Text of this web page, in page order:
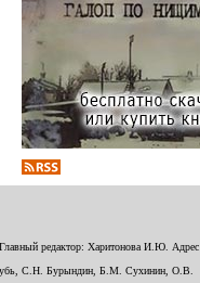
редактор: Харитонова И.Ю. Адрес
С.Н. Бурындин, Б.М. Сухинин, О.В.